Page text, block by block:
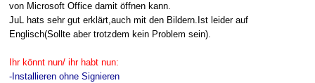
von Microsoft Office damit öffnen kann.
JuL hats sehr gut erklärt,auch mit den Bildern.Ist leider auf
Englisch(Sollte aber trotzdem kein Problem sein).
Ihr könnt nun/ ihr habt nun:
-Installieren ohne Signieren